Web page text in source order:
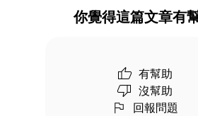
你覺得這篇文章有
有幫助
沒幫助
回報問題